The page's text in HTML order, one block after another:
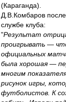
(Караганда).
Д.В.Комбаров
службе клуба:
"Результат
проигрывать —
официальных
была хорошая —
многим
рисунок игры,
футболистов. К